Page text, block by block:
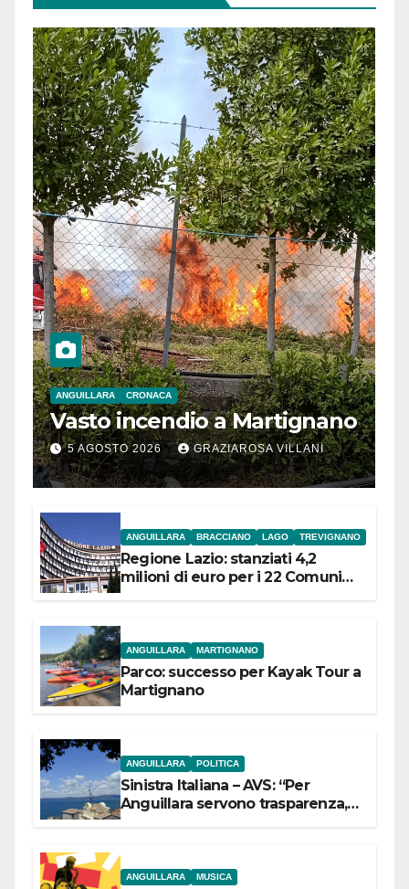
ANGUILLARA CRONACA
Vasto incendio a Martignano
5 AGOSTO 2026 GRAZIAROSA VILLANI
ANGUILLARA BRACCIANO LAGO TREVIGNANO
Regione Lazio: stanziati 4,2
milioni di euro per i 22 Comuni
ANGUILLARA MARTIGNANO
Parco: successo per Kayak Tour a
Martignano
ANGUILLARA POLITICA
Sinistra Italiana – AVS: “Per
Anguillara servono trasparenza,
ANGUILLARA MUSICA